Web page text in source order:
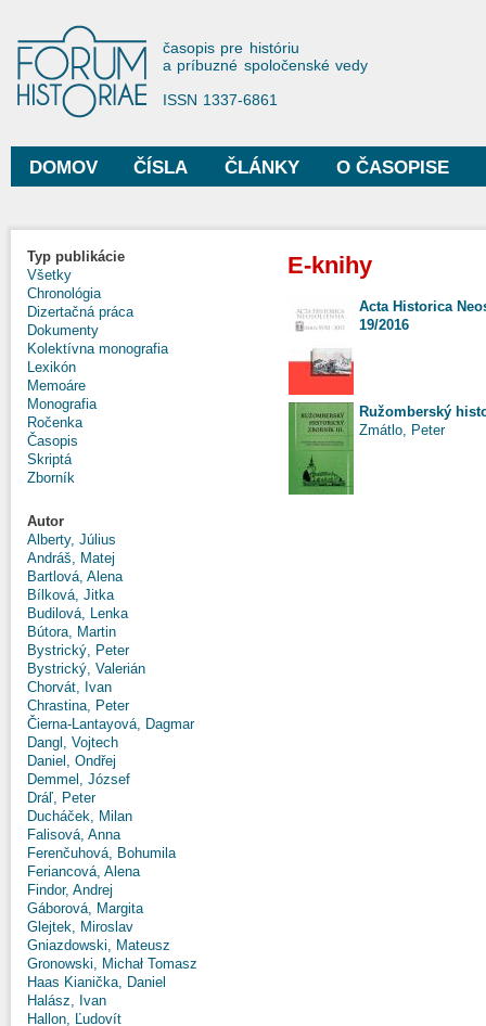
Forum Historiae
časopis pre históriu
a príbuzné spoločenské vedy
ISSN 1337-6861
Hlavné menu
DOMOV ČÍSLA ČLÁNKY O ČASOPISE
Typ publikácie
Všetky
Chronológia
Dizertačná práca
Dokumenty
Kolektívna monografia
Lexikón
Memoáre
Monografia
Ročenka
Časopis
Skriptá
Zborník
Autor
Alberty, Július
Andráš, Matej
Bartlová, Alena
Bílková, Jitka
Budilová, Lenka
Bútora, Martin
Bystrický, Peter
Bystrický, Valerián
Chorvát, Ivan
Chrastina, Peter
Čierna-Lantayová, Dagmar
Dangl, Vojtech
Daniel, Ondřej
Demmel, József
Dráľ, Peter
Ducháček, Milan
Falisová, Anna
Ferenčuhová, Bohumila
Feriancová, Alena
Findor, Andrej
Gáborová, Margita
Glejtek, Miroslav
Gniazdowski, Mateusz
Gronowski, Michał Tomasz
Haas Kianička, Daniel
Halász, Ivan
Hallon, Ľudovít
E-knihy
Acta Historica
19/2016
Ružomberský
Zmátlo, Peter